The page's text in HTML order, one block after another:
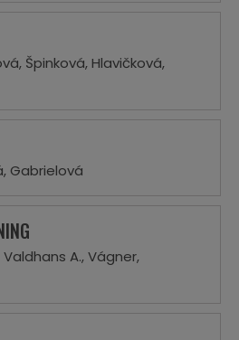
Špinková, Hlavičková,
Gabrielová
A., Vágner,